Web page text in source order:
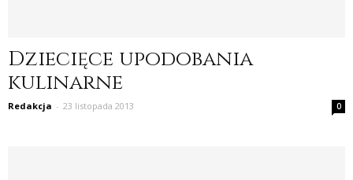
Dziecięce upodobania
kulinarne
Redakcja - 23 listopada 2013 0